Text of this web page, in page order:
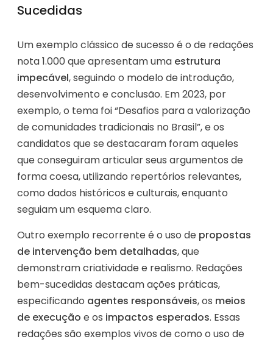
Sucedidas
Um exemplo clássico de sucesso é o de redações
nota 1.000 que apresentam uma estrutura
impecável, seguindo o modelo de introdução,
desenvolvimento e conclusão. Em 2023, por
exemplo, o tema foi “Desafios para a valorização
de comunidades tradicionais no Brasil”, e os
candidatos que se destacaram foram aqueles
que conseguiram articular seus argumentos de
forma coesa, utilizando repertórios relevantes,
como dados históricos e culturais, enquanto
seguiam um esquema claro.
Outro exemplo recorrente é o uso de propostas
de intervenção bem detalhadas, que
demonstram criatividade e realismo. Redações
bem-sucedidas destacam ações práticas,
especificando agentes responsáveis, os meios
de execução e os impactos esperados. Essas
redações são exemplos vivos de como o uso de